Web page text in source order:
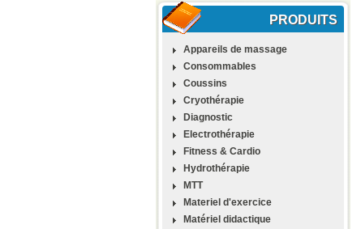
PRODUITS
Appareils de massage
Consommables
Coussins
Cryothérapie
Diagnostic
Electrothérapie
Fitness & Cardio
Hydrothérapie
MTT
Materiel d'exercice
Matériel didactique